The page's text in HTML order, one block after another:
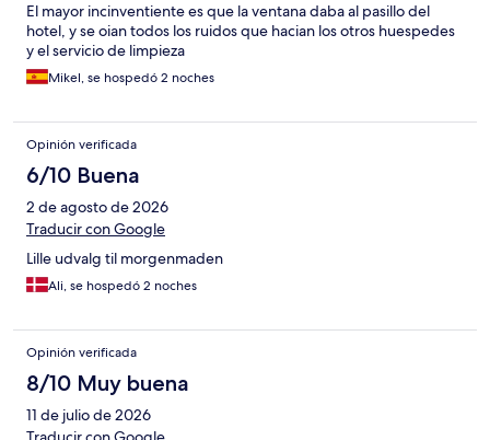
El mayor incinventiente es que la ventana daba al pasillo del
hotel, y se oian todos los ruidos que hacian los otros huespedes
y el servicio de limpieza
Mikel, se hospedó 2 noches
Opinión verificada
6/10 Buena
2 de agosto de 2026
Traducir con Google
Lille udvalg til morgenmaden
Ali, se hospedó 2 noches
Opinión verificada
8/10 Muy buena
11 de julio de 2026